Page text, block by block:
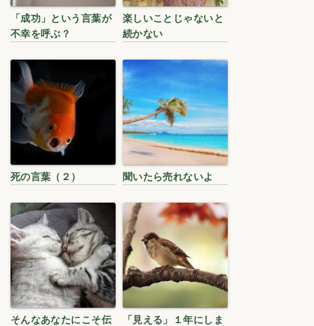
「成功」という言葉が
不幸を呼ぶ？
楽しいことじゃないと
続かない
死の言葉（２） 聞いたら売れないよ
そんなあなたにこそ伝
「見える」１年にしま